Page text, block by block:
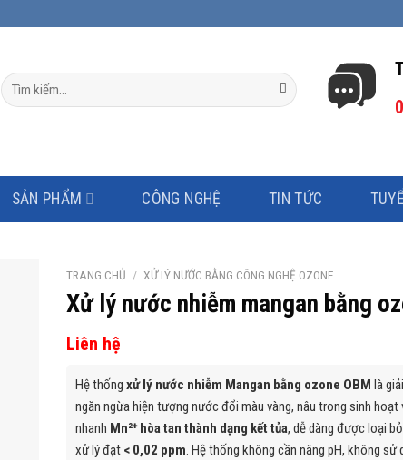
Tìm
kiếm:
SẢN PHẨM CÔNG NGHỆ TIN TỨC
TRANG CHỦ / XỬ LÝ NƯỚC BẰNG CÔNG NGHỆ OZONE
Xử lý nước nhiễm mangan bằng
Liên hệ
Hệ thống xử lý nước nhiễm Mangan bằng ozone OBM là
ngăn ngừa hiện tượng nước đổi màu vàng, nâu trong sinh
nhanh Mn²⁺ hòa tan thành dạng kết tủa, dễ dàng được loại
xử lý đạt < 0,02 ppm. Hệ thống không cần nâng pH, không